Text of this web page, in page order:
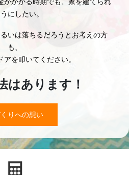
めないかもしれない？
の審査に落ちた？
、家づくりの
格住宅専門店です。
要なときに、どこよりも「安くて
りへの想い